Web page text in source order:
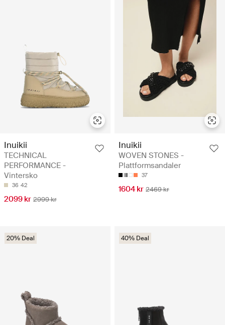
Inuikii
TECHNICAL
PERFORMANCE -
Vintersko
36 42
2099 kr 2999 kr
Inuikii
WOVEN STONES -
Plattformsandaler
37
1604 kr 2469 kr
20% Deal 40% Deal